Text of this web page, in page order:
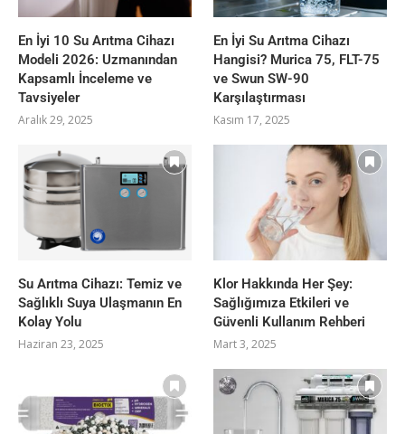
En İyi 10 Su Arıtma Cihazı
Modeli 2026: Uzmanından
Kapsamlı İnceleme ve
Tavsiyeler
Aralık 29, 2025
En İyi Su Arıtma Cihazı
Hangisi? Murica 75, FLT-75
ve Swun SW-90
Karşılaştırması
Kasım 17, 2025
Su Arıtma Cihazı: Temiz ve
Sağlıklı Suya Ulaşmanın En
Kolay Yolu
Haziran 23, 2025
Klor Hakkında Her Şey:
Sağlığımıza Etkileri ve
Güvenli Kullanım Rehberi
Mart 3, 2025